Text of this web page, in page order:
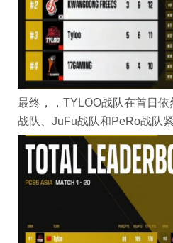
最终，，TYLOO战队在首日
战队、JuFu战队和PeRo战队紧